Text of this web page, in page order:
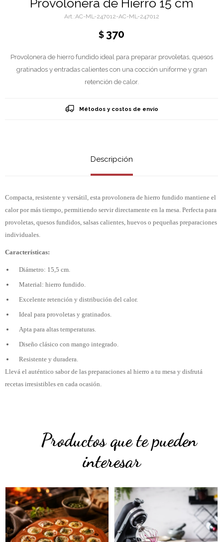
Provolonera de Hierro 15 cm
AC-ML-247012-AC-ML-247012
$ 370
Provolonera de hierro fundido ideal para preparar provoletas, quesos
gratinados y entradas calientes con una cocción uniforme y gran
retención de calor.
Métodos y costos de envío
Descripción
Compacta, resistente y versátil, esta provolonera de hierro fundido mantiene el
calor por más tiempo, permitiendo servir directamente en la mesa. Perfecta para
provoletas, quesos fundidos, salsas calientes, huevos o pequeñas preparaciones
individuales.
Características:
Diámetro: 15,5 cm.
Material: hierro fundido.
Excelente retención y distribución del calor.
Ideal para provoletas y gratinados.
Apta para altas temperaturas.
Diseño clásico con mango integrado.
Resistente y duradera.
Llevá el auténtico sabor de las preparaciones al hierro a tu mesa y disfrutá
recetas irresistibles en cada ocasión.
Productos que te pueden
interesar